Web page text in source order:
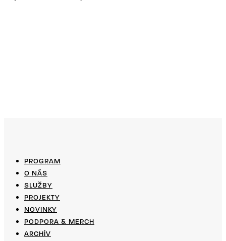
PROGRAM
O NÁS
SLUŽBY
PROJEKTY
NOVINKY
PODPORA & MERCH
ARCHÍV